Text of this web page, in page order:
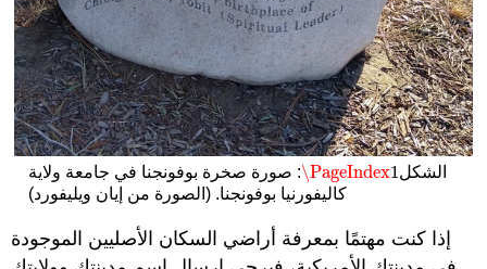
الشكل \PageIndex1
\PageIndex1
: صورة صخرة بوفونجنا في جامعة ولاية
كاليفورنيا بوفونجنا. (الصورة من إيان ويليفورد)
إذا كنت مهتمًا بمعرفة أراضي السكان الأصليين الموجودة